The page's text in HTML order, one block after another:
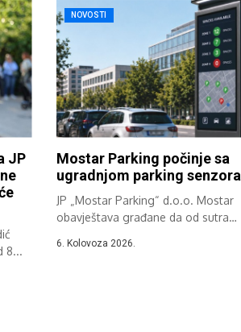
JP
8...
NOVOSTI
Mostar Parking počinje sa
ugradnjom parking senzora
JP „Mostar Parking“ d.o.o. Mostar
obavještava građane da od sutra
6. Kolovoza 2026.